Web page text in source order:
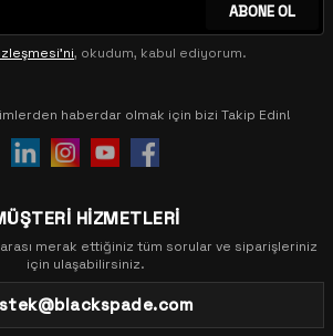
ABONE OL
, okudum, kabul ediyorum.
haberdar olmak için bizi Takip Edin!
HİZMETLERİ
merak ettiğiniz tüm sorular ve siparişleriniz
için ulaşabilirsiniz.